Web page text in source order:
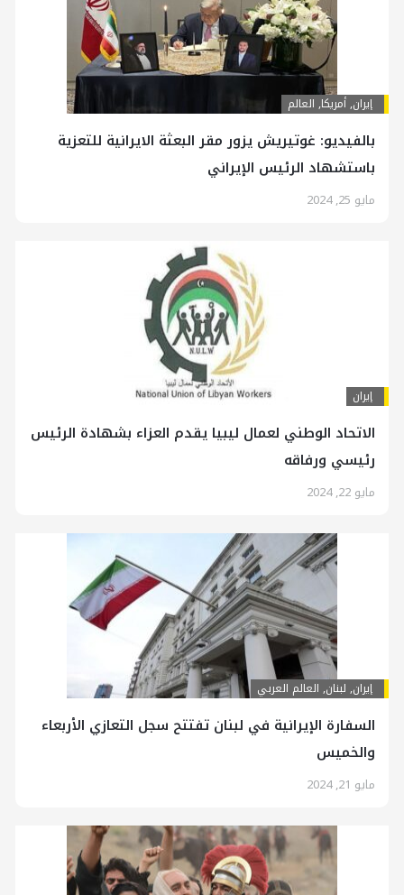
إيران,أمريكا, العالم
بالفيديو: غوتيريش يزور مقر البعثة الايرانية للتعزية
باستشهاد الرئيس الإيراني
مايو 25, 2024
إيران
الاتحاد الوطني لعمال ليبيا يقدم العزاء بشهادة الرئيس
رئيسي ورفاقه
مايو 22, 2024
إيران, لبنان, العالم العربي
السفارة الإيرانية في لبنان تفتتح سجل التعازي الأربعاء
والخميس
مايو 21, 2024